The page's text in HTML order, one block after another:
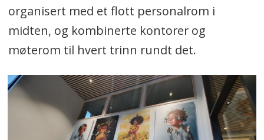
organisert med et flott personalrom i
midten, og kombinerte kontorer og
møterom til hvert trinn rundt det.